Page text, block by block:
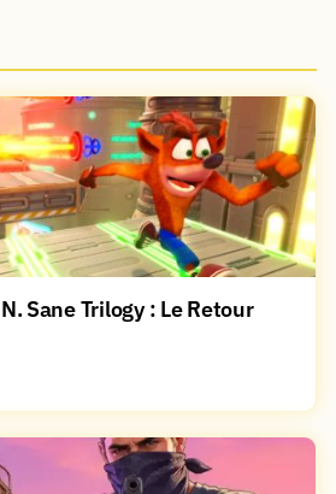
Sane Trilogy : Le Retour